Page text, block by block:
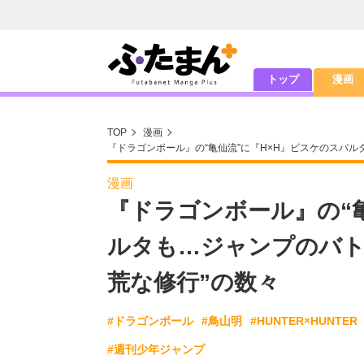
トップ 漫画
TOP
漫画
『ドラゴンボール』の“亀仙流”に『H×H』ビスケのスパ
漫画
『ドラゴンボール』の
ルタも…ジャンプのバ
荒な修行”の数々
#ドラゴンボール #鳥山明 #HUNTER×HUNTER
#週刊少年ジャンプ